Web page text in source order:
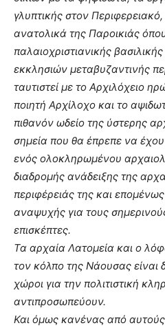
γλυπτικής στον
ανατολικά της Παροικιάς
παλαιοχριστιανικής
εκκλησιών μεταβυζαντινής
ταυτιστεί με το Αρχιλόχειο
ποιητή Αρχίλοχο και το
πιθανόν ωδείο της ύστερης
σημεία που θα έπρεπε να
ενός ολοκληρωμένου
διαδρομής ανάδειξης της
περιφέρειάς της και
αναψυχής για τους
επισκέπτες.
Τα αρχαία Λατομεία και ο
τον κόλπο της Νάουσας είναι
χώροι για την πολιτιστική
αντιπροσωπεύουν.
Και όμως κανένας από